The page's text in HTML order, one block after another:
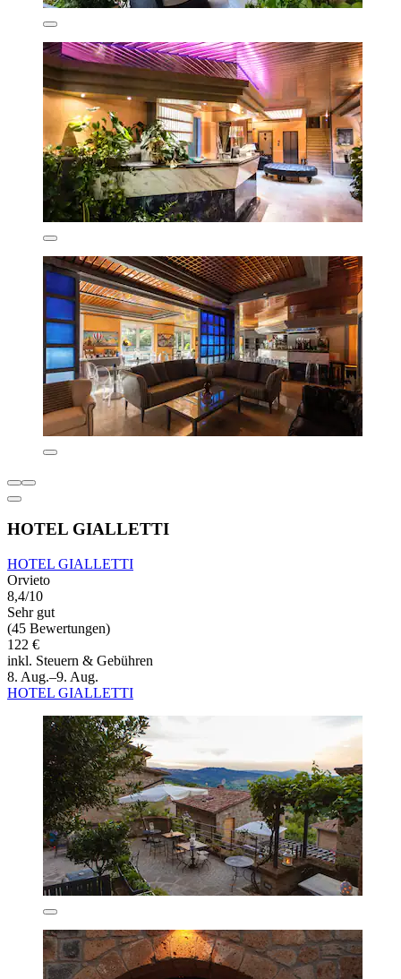
HOTEL GIALLETTI
HOTEL GIALLETTI
Orvieto
8,4/10
Sehr gut
(45 Bewertungen)
122 €
inkl. Steuern & Gebühren
8. Aug.–9. Aug.
HOTEL GIALLETTI